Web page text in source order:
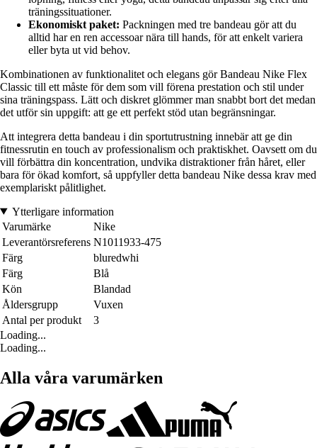
träningssituationer.
Ekonomiskt paket: Packningen med tre bandeau gör att du
alltid har en ren accessoar nära till hands, för att enkelt variera
eller byta ut vid behov.
Kombinationen av funktionalitet och elegans gör Bandeau Nike Flex
Classic till ett måste för dem som vill förena prestation och stil under
sina träningspass. Lätt och diskret glömmer man snabbt bort det medan
det utför sin uppgift: att ge ett perfekt stöd utan begränsningar.
Att integrera detta bandeau i din sportutrustning innebär att ge din
fitnessrutin en touch av professionalism och praktiskhet. Oavsett om du
vill förbättra din koncentration, undvika distraktioner från håret, eller
bara för ökad komfort, så uppfyller detta bandeau Nike dessa krav med
exemplariskt pålitlighet.
Ytterligare information
Varumärke
Nike
Leverantörsreferens N1011933-475
Färg
bluredwhi
Färg
Blå
Kön
Blandad
Åldersgrupp
Vuxen
Antal per produkt
3
Loading...
Loading...
Alla våra varumärken